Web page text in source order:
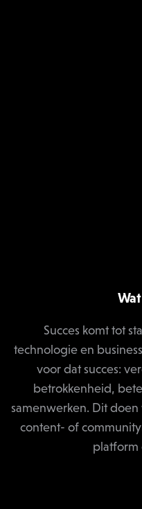
Succes komt tot
technologie en
voor dat succes:
betrokkenheid,
samenwerken. Dit
content- of
platform